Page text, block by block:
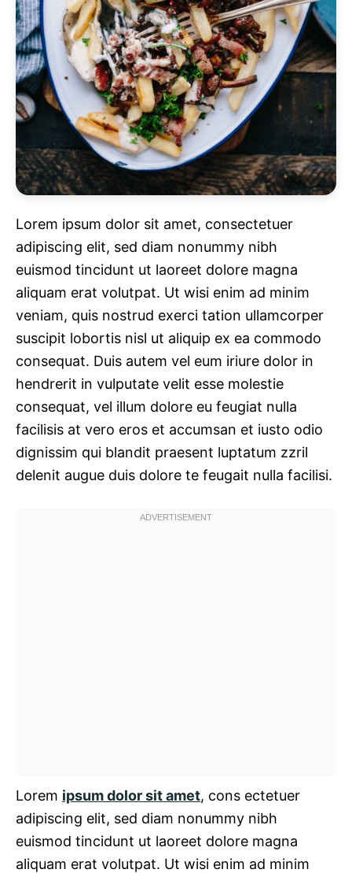
Lorem ipsum dolor sit amet, consectetuer
adipiscing elit, sed diam nonummy nibh
euismod tincidunt ut laoreet dolore magna
aliquam erat volutpat. Ut wisi enim ad minim
veniam, quis nostrud exerci tation ullamcorper
suscipit lobortis nisl ut aliquip ex ea commodo
consequat. Duis autem vel eum iriure dolor in
hendrerit in vulputate velit esse molestie
consequat, vel illum dolore eu feugiat nulla
facilisis at vero eros et accumsan et iusto odio
dignissim qui blandit praesent luptatum zzril
delenit augue duis dolore te feugait nulla facilisi.
Lorem ipsum dolor sit amet, cons ectetuer
adipiscing elit, sed diam nonummy nibh
euismod tincidunt ut laoreet dolore magna
aliquam erat volutpat. Ut wisi enim ad minim